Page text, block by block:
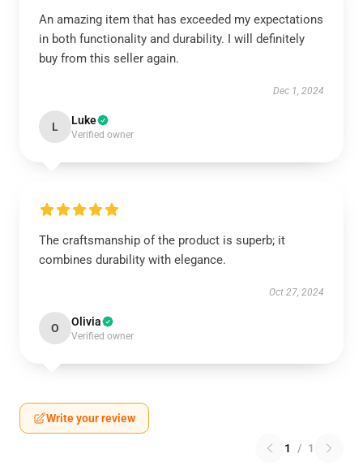
An amazing item that has exceeded my expectations
in both functionality and durability. I will definitely
buy from this seller again.
Dec 1, 2024
L Luke
Verified owner
The craftsmanship of the product is superb; it
combines durability with elegance.
Oct 27, 2024
O Olivia
Verified owner
Write your review
1 / 1